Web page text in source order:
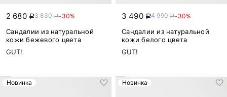
2 680 a3 830a-30%
Сандалии из натуральной
кожи бежевого цвета
GUT!
3 490 a4 990a-30%
Сандалии из натуральной
кожи белого цвета
GUT!
Новинка Новинка